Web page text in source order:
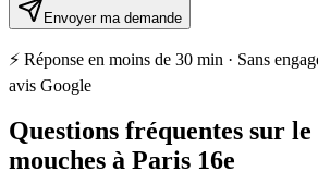
Envoyer ma demande
⚡ Réponse en moins de 30 min · Sans
avis Google
Questions fréquentes sur
mouches à Paris 16e